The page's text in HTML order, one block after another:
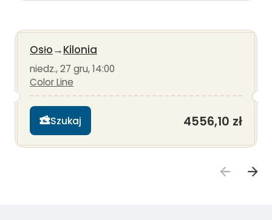
Osło→Kilonia
niedz., 27 gru, 14:00
Color Line
Szukaj 4556,10 zł